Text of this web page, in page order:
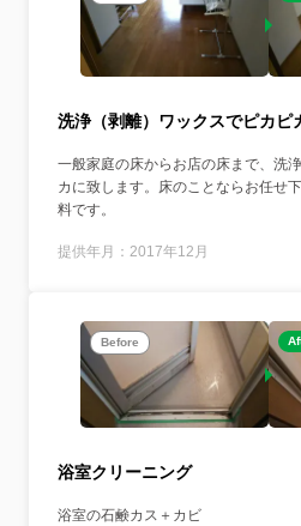
洗浄（剥離）ワックスでピカピ
一般家庭の床からお店の床まで、洗
カに致します。床のことならお任せ
料です。
提供年月：2017年12月
Before
浴室クリーニング
浴室の石鹸カス＋カビ